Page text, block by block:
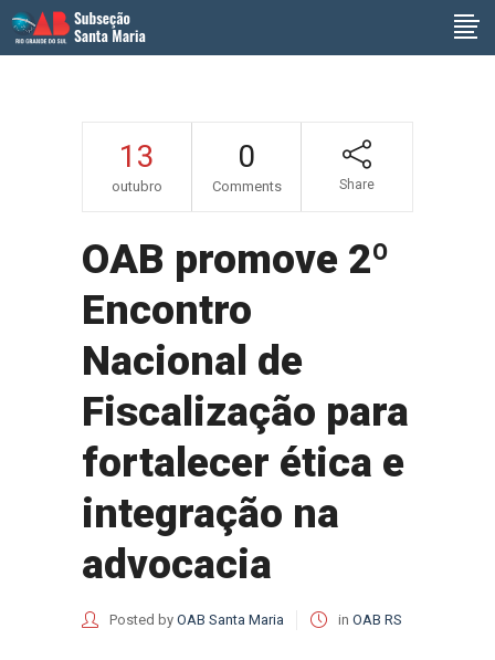
13
outubro
0
Comments Share
OAB promove 2º
Encontro
Nacional de
Fiscalização para
fortalecer ética e
integração na
advocacia
Posted by OAB Santa Maria in OAB RS